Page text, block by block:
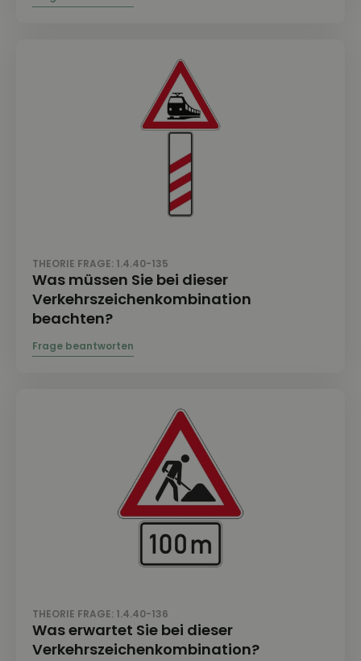
THEORIE FRAGE: 1.4.40-135
Was müssen Sie bei dieser
Verkehrszeichenkombination
beachten?
THEORIE FRAGE: 1.4.40-136
Was erwartet Sie bei dieser
Verkehrszeichenkombination?